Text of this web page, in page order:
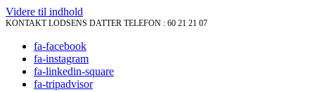
Videre til indhold
KONTAKT LODSENS DATTER TELEFON : 60 21 21 07
fa-facebook
fa-instagram
fa-linkedin-square
fa-tripadvisor